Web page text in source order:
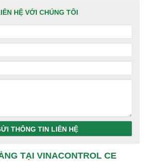
HỆ VỚI CHÚNG TÔI
THÔNG TIN LIÊN HỆ
TẠI VINACONTROL CE